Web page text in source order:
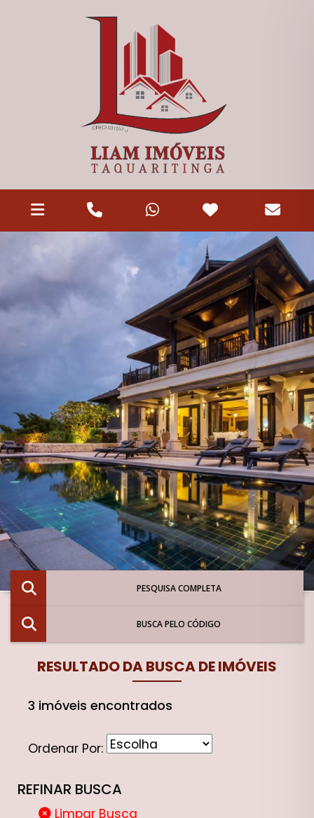
PESQUISA COMPLETA
BUSCA PELO CÓDIGO
RESULTADO DA BUSCA DE IMÓVEIS
3 imóveis encontrados
Ordenar Por:
REFINAR BUSCA
Limpar Busca